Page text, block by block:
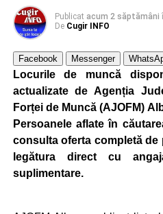
adrese de e-mail, pentru ca
poată solicita detalii
programul de lucru și procesul
Mai jos puteți consulta
muncă disponibile în orașul
2026, precum și datele de
AGENT OCUPAŢIA
Publicat acum 2 săptămâni
De Cugir INFO
Facebook Messenger
Locurile de muncă
actualizate de Agenția
Forței de Muncă (AJOFM)
Persoanele aflate în
consulta oferta completă
legătura direct cu
suplimentare.